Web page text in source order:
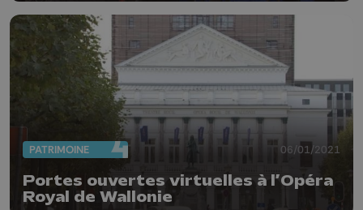
PATRIMOINE 06/01/2021
Portes ouvertes virtuelles à l’Opéra
Royal de Wallonie